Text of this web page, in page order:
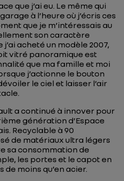
que j’ai eu. Le même qui
à l’heure où j’écris ces
que je m’intéressais au
son caractère
acheté un modèle 2007,
vitré panoramique est
que ma famille et moi
j’actionne le bouton
le ciel et laisser l’air
a continué à innover pour
génération d’Espace
Recyclable à 90
de matériaux ultra légers
sa consommation de
les portes et le capot en
moins qu’en acier.